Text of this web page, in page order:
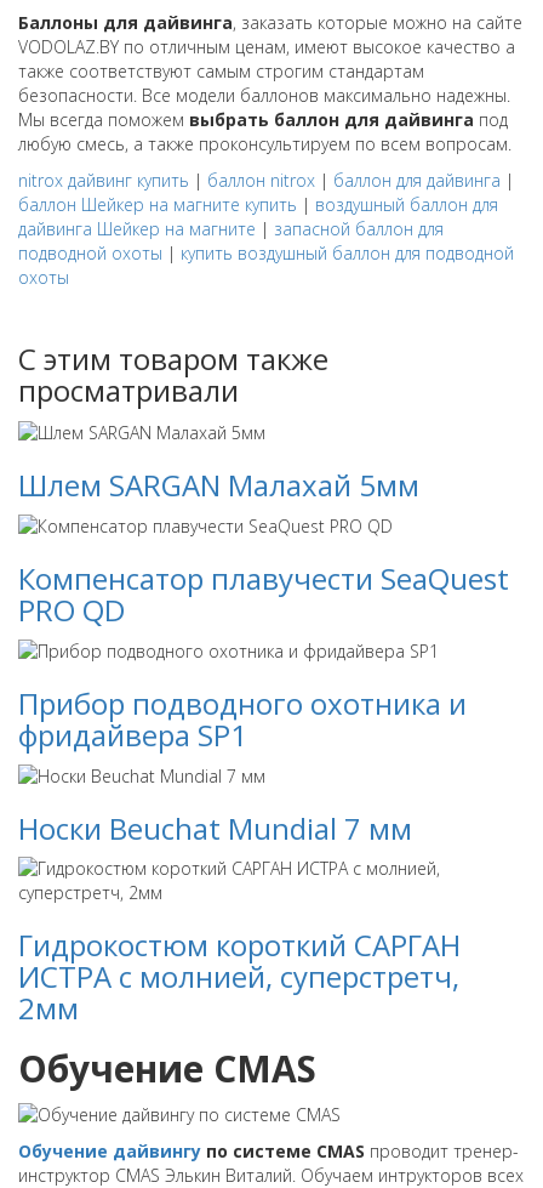
Баллоны для дайвинга, заказать которые можно на сайте
VODOLAZ.BY по отличным ценам, имеют высокое качество а
также соответствуют самым строгим стандартам
безопасности. Все модели баллонов максимально надежны.
Мы всегда поможем выбрать баллон для дайвинга под
любую смесь, а также проконсультируем по всем вопросам.
nitrox дайвинг купить | баллон nitrox | баллон для дайвинга |
баллон Шейкер на магните купить | воздушный баллон для
дайвинга Шейкер на магните | запасной баллон для
подводной охоты | купить воздушный баллон для подводной
охоты
С этим товаром также
просматривали
Шлем SARGAN Малахай 5мм
Компенсатор плавучести SeaQuest
PRO QD
Прибор подводного охотника и
фридайвера SP1
Носки Beuchat Mundial 7 мм
Гидрокостюм короткий САРГАН
ИСТРА с молнией, суперстретч,
2мм
Обучение CMAS
Обучение дайвингу по системе CMAS проводит тренер-
инструктор CMAS Элькин Виталий. Обучаем интрукторов всех